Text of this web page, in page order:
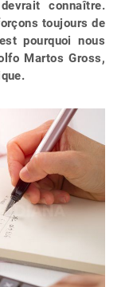
connaître.
toujours de
pourquoi nous
Martos Gross,